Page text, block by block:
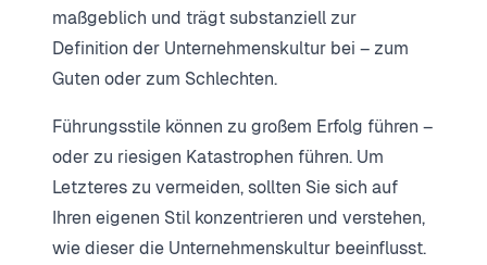
maßgeblich und trägt substanziell zur
Definition der Unternehmenskultur bei – zum
Guten oder zum Schlechten.
Führungsstile können zu großem Erfolg führen –
oder zu riesigen Katastrophen führen. Um
Letzteres zu vermeiden, sollten Sie sich auf
Ihren eigenen Stil konzentrieren und verstehen,
wie dieser die Unternehmenskultur beeinflusst.